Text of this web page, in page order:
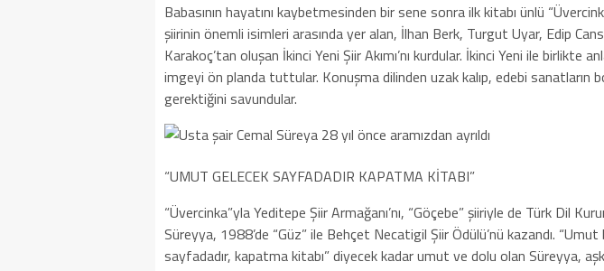
Babasının hayatını kaybetmesinden bir sene sonra ilk kitabı ünlü
şiirinin önemli isimleri arasında yer alan, İlhan Berk, Turgut Uyar, Edip
Karakoç’tan oluşan İkinci Yeni Şiir Akımı’nı kurdular. İkinci Yeni ile birlikte
imgeyi ön planda tuttular. Konuşma dilinden uzak kalıp, edebi sanatların
gerektiğini savundular.
“UMUT GELECEK SAYFADADIR KAPATMA KİTABI”
“Üvercinka”yla Yeditepe Şiir Armağanı’nı, “Göçebe” şiiriyle de Türk Dil
Süreyya, 1988’de “Güz” ile Behçet Necatigil Şiir Ödülü’nü kazandı.
sayfadadır, kapatma kitabı” diyecek kadar umut ve dolu olan Süreyya,